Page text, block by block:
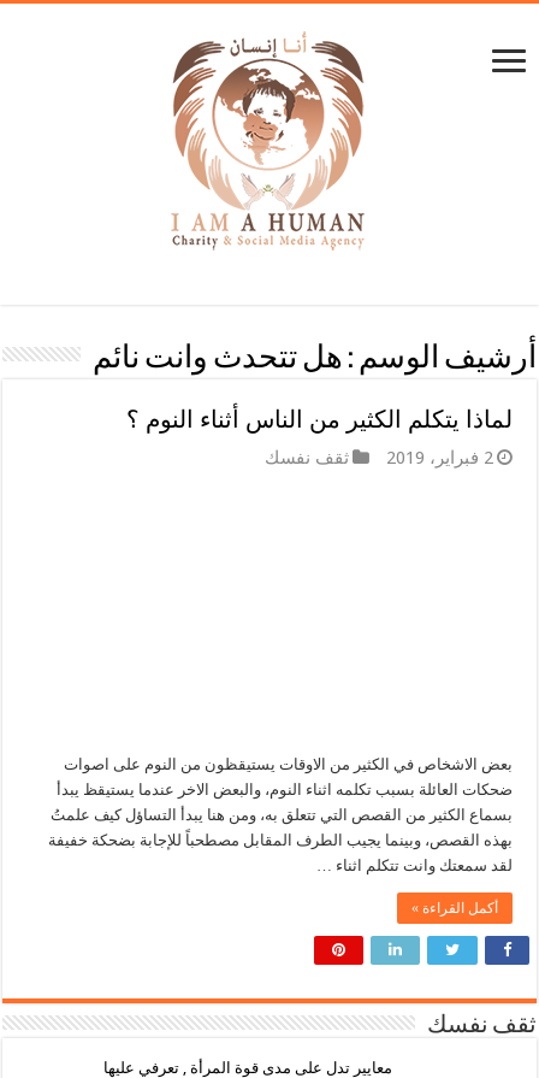
أرشيف الوسم : هل تتحدث وانت نائم
لماذا يتكلم الكثير من الناس أثناء النوم ؟
2 فبراير، 2019 ثقف نفسك
بعض الاشخاص في الكثير من الاوقات يستيقظون من النوم على اصوات
ضحكات العائلة بسبب تكلمه اثناء النوم، والبعض الاخر عندما يستيقظ يبدأ
بسماع الكثير من القصص التي تتعلق به، ومن هنا يبدأ التساؤل كيف علمتُ
بهذه القصص، وبينما يجيب الطرف المقابل مصطحباً للإجابة بضحكة خفيفة
لقد سمعتك وانت تتكلم اثناء …
أكمل القراءة »
ثقف نفسك
معايير تدل على مدى قوة المرأة , تعرفي عليها